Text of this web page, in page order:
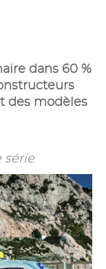
dans 60 %
des modèles
série